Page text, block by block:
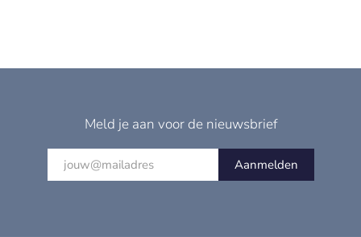
Meld je aan voor de nieuwsbrief
Aanmelden